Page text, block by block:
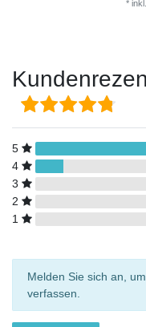
*
5
4
3
2
1
Melden Sie sich an,
verfassen.